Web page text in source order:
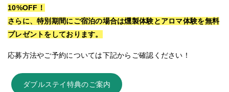
10%OFF！
さらに、特別期間にご宿泊の場合は燻製体験とアロマ体験を無料
プレゼントをしております。
応募方法やご予約については下記からご確認ください！
ダブルステイ特典のご案内